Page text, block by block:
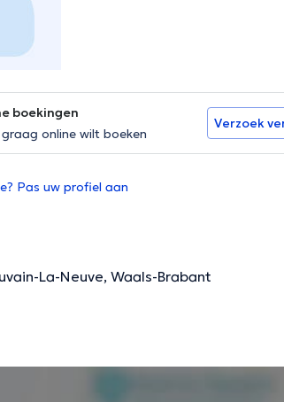
boekingen
online wilt boeken
Verzoek
Pas uw profiel aan
La-Neuve, Waals-Brabant